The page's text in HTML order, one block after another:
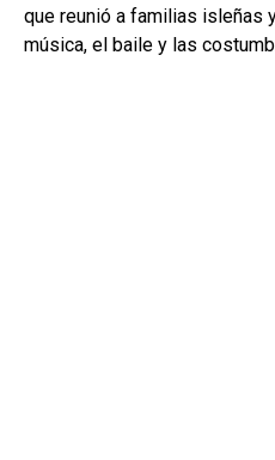
que reunió a familias isleñas
música, el baile y las